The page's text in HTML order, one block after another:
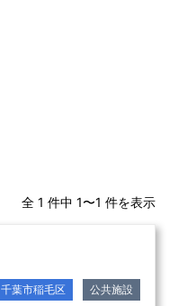
全 1 件中 1〜1 件を表示
千葉市稲毛区 公共施設